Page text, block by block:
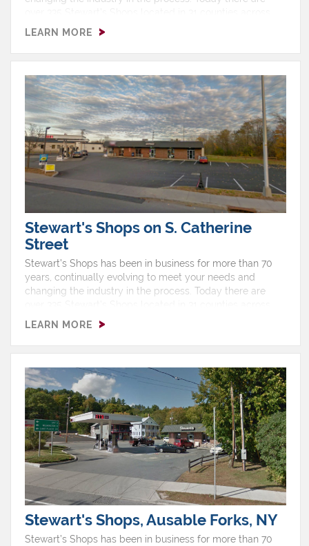
upstate New York and southern Vermont, with two thirds
AMTuesday 5:00 AM - 12:00 AMWednesday 5:00 AM -
12:00 AMSaturday 5:00 AM - 12:00 AMSunday 5:00 AM -
12:00 AMShop Features: Ice Cream, ATM, EBT, Free Air,
Gas, Non Ethanol, Pizza, Restroom
LEARN MORE
Stewart's Shops on S. Catherine
Street
Stewart’s Shops has been in business for more than 70
years, continually evolving to meet your needs and
changing the industry in the process. Today there are
upstate New York and southern Vermont, with two thirds
AMTuesday 4:00 AM - 1:00 AMWednesday 4:00 AM -
1:00 AMSaturday 4:00 AM - 1:00 AMSunday 4:00 AM -
1:00 AMShop Features: Ice Cream, ATM, EBT, Free Air,
Gas, Non Ethanol, Pizza, Restroom
LEARN MORE
Stewart's Shops, Ausable Forks, NY
Stewart’s Shops has been in business for more than 70